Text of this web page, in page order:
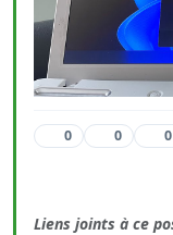
0 0 0
Liens joints à ce